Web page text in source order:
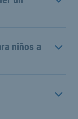
niños a